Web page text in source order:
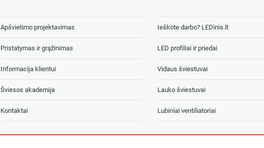
Apšvietimo projektavimas
Pristatymas ir grąžinimas
Informacija klientui
Šviesos akademija
Kontaktai
Ieškote darbo? LEDinis.lt
LED profiliai ir priedai
Vidaus šviestuvai
Lauko šviestuvai
Lubiniai ventiliatoriai